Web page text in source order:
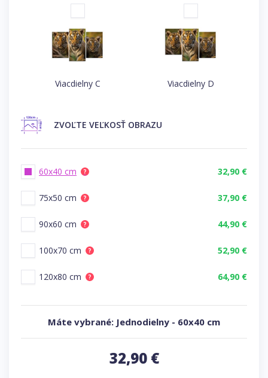
Viacdielny C Viacdielny D
ZVOĽTE VEĽKOSŤ OBRAZU
60x40 cm ? 32,90 €
75x50 cm ? 37,90 €
90x60 cm ? 44,90 €
100x70 cm ? 52,90 €
120x80 cm ? 64,90 €
Máte vybrané: Jednodielny - 60x40 cm
32,90€